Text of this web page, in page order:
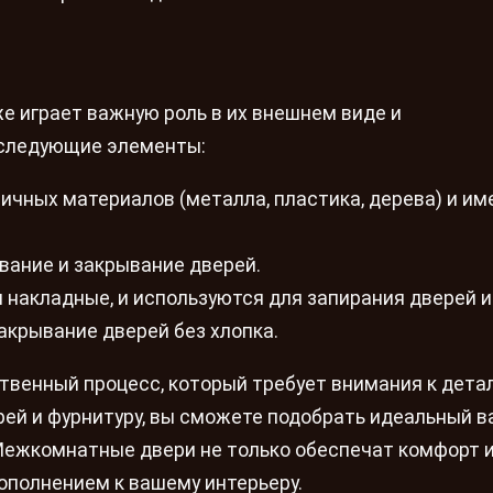
играет важную роль в их внешнем виде и
элементы:
материалов (металла, пластика, дерева) и
и закрывание дверей.
и используются для запирания дверей
дверей без хлопка.
процесс, который требует внимания к
и фурнитуру, вы сможете подобрать идеальный
двери не только обеспечат комфорт
к вашему интерьеру.